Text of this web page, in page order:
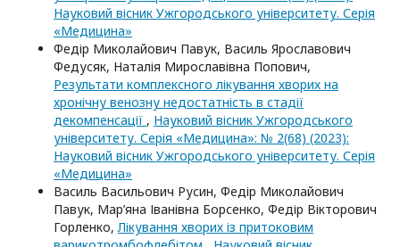
Науковий вісник Ужгородського університету. Серія
«Медицина»
Федір Миколайович Павук, Василь Ярославович
Федусяк, Наталія Мирославівна Попович,
Результати комплексного лікування хворих на
хронічну венозну недостатність в стадії
декомпенсації , Науковий вісник Ужгородського
університету. Серія «Медицина»: № 2(68) (2023):
Науковий вісник Ужгородського університету. Серія
«Медицина»
Василь Васильович Русин, Федір Миколайович
Павук, Мар’яна Іванівна Борсенко, Федір Вікторович
Горленко,Лікування хворих із притоковим